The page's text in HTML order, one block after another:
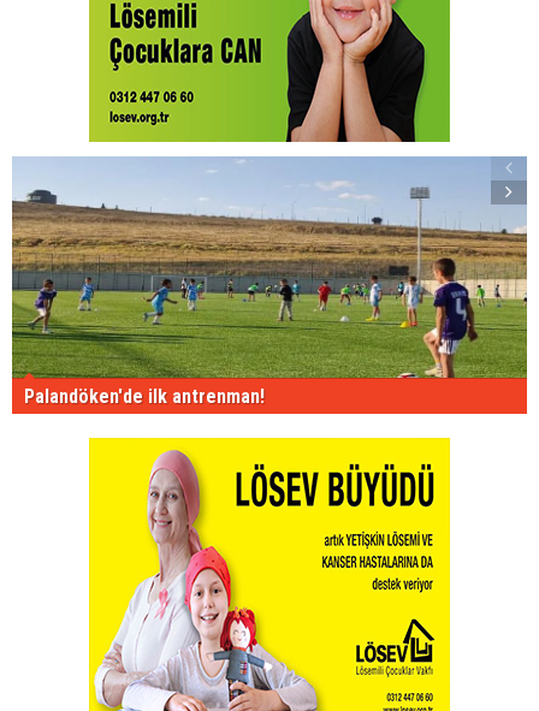
Palandöken'de ilk antrenman!